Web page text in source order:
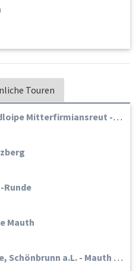
Touren
- Finsterau ( Mitterfirmiansreut - Hinterfirmiansreut - Finsterau)
Runde
Mauth
a.L. - Mauth KT